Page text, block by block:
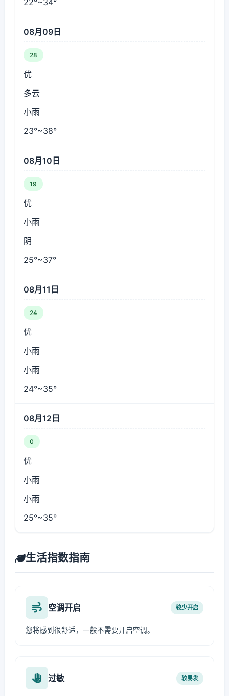
22°~34°
08月09日
28
优
多云
小雨
23°~38°
08月10日
19
优
小雨
阴
25°~37°
08月11日
24
优
小雨
小雨
24°~35°
08月12日
0
优
小雨
小雨
25°~35°
生活指数指南
空调开启 较少开启
您将感到很舒适，一般不需要开启空调。
过敏 较易发